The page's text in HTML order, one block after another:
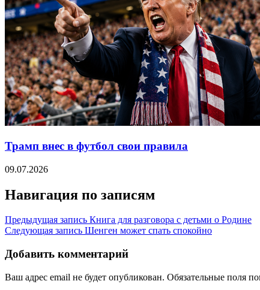
Трамп внес в футбол свои правила
09.07.2026
Навигация по записям
Предыдущая запись Книга для разговора с детьми о Родине
Следующая запись Шенген может спать спокойно
Добавить комментарий
Ваш адрес email не будет опубликован. Обязательные поля